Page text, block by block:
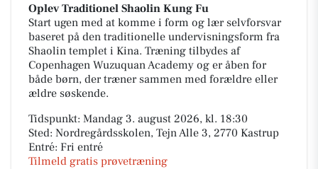
Oplev Traditionel Shaolin Kung Fu
Start ugen med at komme i form og lær selvforsvar
baseret på den traditionelle undervisningsform fra
Shaolin templet i Kina. Træning tilbydes af
Copenhagen Wuzuquan Academy og er åben for
både børn, der træner sammen med forældre eller
ældre søskende.
Tidspunkt: Mandag 3. august 2026, kl. 18:30
Sted: Nordregårdsskolen, Tejn Alle 3, 2770 Kastrup
Entré: Fri entré
Tilmeld gratis prøvetræning